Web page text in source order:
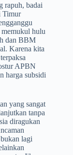
rapuh, badai
Timur
hulu
dan BBM
Karena kita
APBN
harga subsidi
yang sangat
tanpa
diragukan
lagi